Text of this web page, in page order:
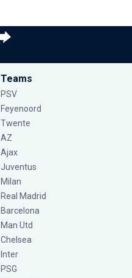
Teams
PSV
Feyenoord
Twente
AZ
Ajax
Juventus
Milan
Real Madrid
Barcelona
Man Utd
Chelsea
Inter
PSG